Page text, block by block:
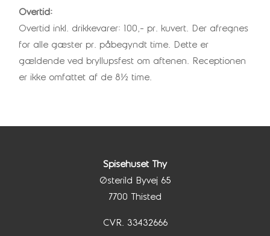
Overtid:
Overtid inkl. drikkevarer: 100,- pr. kuvert. Der afregnes
for alle gæster pr. påbegyndt time. Dette er
gældende ved bryllupsfest om aftenen. Receptionen
er ikke omfattet af de 8½ time.
Spisehuset Thy
Østerild Byvej 65
7700 Thisted
CVR. 33432666